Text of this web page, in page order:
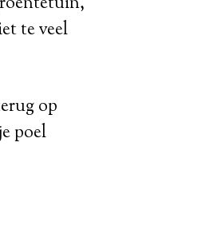
te veel
op
poel